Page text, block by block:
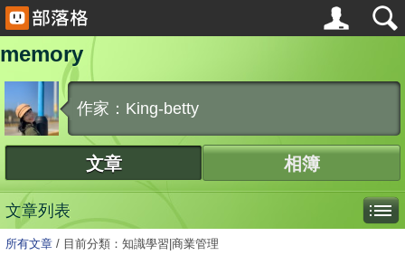
memory
作家：King-betty
文章 相簿
文章列表
所有文章 / 目前分類：知識學習|商業管理